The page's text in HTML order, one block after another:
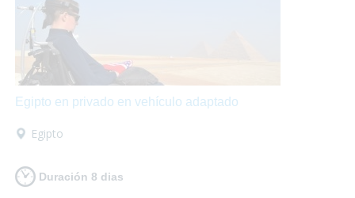
Egipto en privado en vehículo adaptado
Egipto
Duración 8 dias